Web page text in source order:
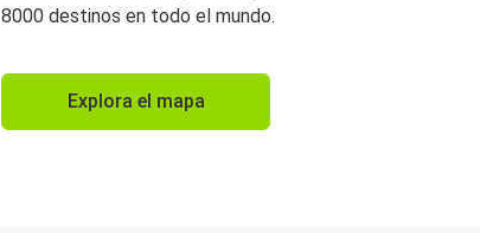
8000 destinos en todo el mundo.
Explora el mapa